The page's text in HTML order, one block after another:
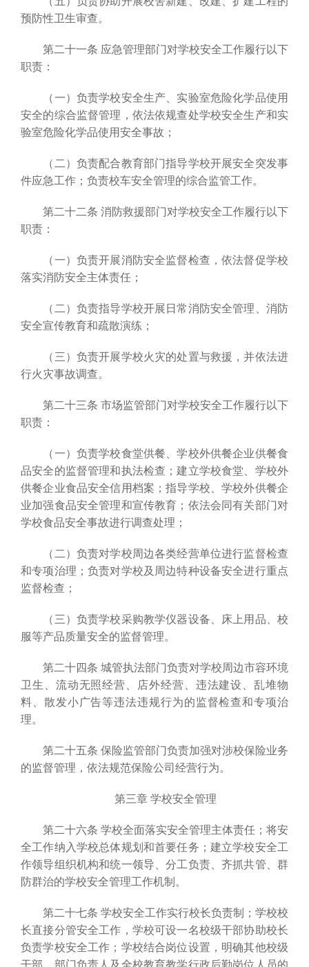
预防性卫生审查。
第二十一条 应急管理部门对学校安全工作履行以下
职责：
（一）负责学校安全生产、实验室危险化学品使用
安全的综合监督管理，依法依规查处学校安全生产和实
验室危险化学品使用安全事故；
（二）负责配合教育部门指导学校开展安全突发事
件应急工作；负责校车安全管理的综合监管工作。
第二十二条 消防救援部门对学校安全工作履行以下
职责：
（一）负责开展消防安全监督检查，依法督促学校
落实消防安全主体责任；
（二）负责指导学校开展日常消防安全管理、消防
安全宣传教育和疏散演练；
（三）负责开展学校火灾的处置与救援，并依法进
行火灾事故调查。
第二十三条 市场监管部门对学校安全工作履行以下
职责：
（一）负责学校食堂供餐、学校外供餐企业供餐食
品安全的监督管理和执法检查；建立学校食堂、学校外
供餐企业食品安全信用档案；指导学校、学校外供餐企
业加强食品安全管理和宣传教育；依法会同有关部门对
学校食品安全事故进行调查处理；
（二）负责对学校周边各类经营单位进行监督检查
和专项治理；负责对学校及周边特种设备安全进行重点
监督检查；
（三）负责学校采购教学仪器设备、床上用品、校
服等产品质量安全的监督管理。
第二十四条 城管执法部门负责对学校周边市容环境
卫生、流动无照经营、店外经营、违法建设、乱堆物
料、散发小广告等违法违规行为的监督检查和专项治
理。
第二十五条 保险监管部门负责加强对涉校保险业务
的监督管理，依法规范保险公司经营行为。
第三章 学校安全管理
第二十六条 学校全面落实安全管理主体责任；将安
全工作纳入学校总体规划和首要任务；建立学校安全工
作领导组织机构和统一领导、分工负责、齐抓共管、群
防群治的学校安全管理工作机制。
第二十七条 学校安全工作实行校长负责制；学校校
长直接分管安全工作，学校可设一名校级干部协助校长
负责学校安全工作；学校结合岗位设置，明确其他校级
干部、部门负责人及全校教育教学行政后勤岗位人员的